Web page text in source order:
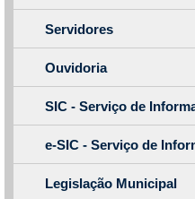
Servidores
Ouvidoria
SIC - Serviço de
e-SIC - Serviço de
Legislação Municipal